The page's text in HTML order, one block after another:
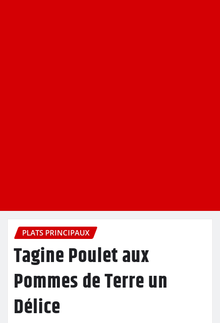
PLATS PRINCIPAUX
Tagine Poulet aux
Pommes de Terre un
Délice